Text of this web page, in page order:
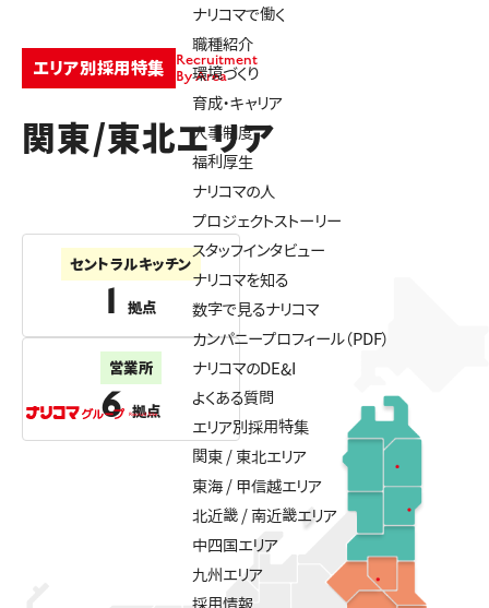
ナリコマで働く
職種紹介
環境づくり
育成・キャリア
人事制度
福利厚生
ナリコマの人
プロジェクトストーリー
スタッフインタビュー
ナリコマを知る
数字で見るナリコマ
カンパニープロフィール（PDF）
ナリコマのDE&I
よくある質問
エリア別採用特集
関東 / 東北エリア
東海 / 甲信越エリア
北近畿 / 南近畿エリア
中四国エリア
九州エリア
採用情報
エリア別採用特集
Recruitment
By Area
関東/東北エリア
セントラルキッチン
1 拠点
営業所
6 拠点